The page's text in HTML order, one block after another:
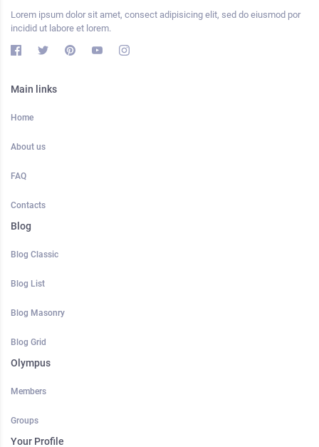
Lorem ipsum dolor sit amet, consect adipisicing elit, sed do eiusmod por
incidid ut labore et lorem.
Main links
Home
About us
FAQ
Contacts
Blog
Blog Classic
Blog List
Blog Masonry
Blog Grid
Olympus
Members
Groups
Your Profile